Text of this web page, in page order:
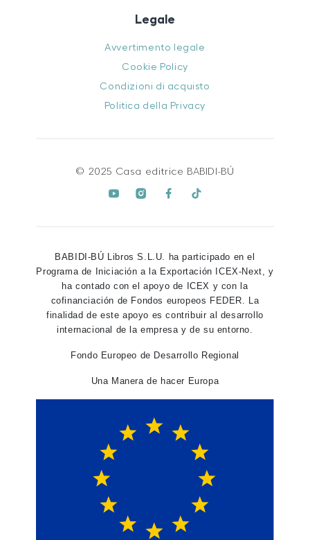
Legale
Avvertimento legale
Cookie Policy
Condizioni di acquisto
Politica della Privacy
© 2025 Casa editrice BABIDI-BÚ
BABIDI-BÚ Libros S.L.U. ha participado en el
Programa de Iniciación a la Exportación ICEX-Next, y
ha contado con el apoyo de ICEX y con la
cofinanciación de Fondos europeos FEDER. La
finalidad de este apoyo es contribuir al desarrollo
internacional de la empresa y de su entorno.
Fondo Europeo de Desarrollo Regional
Una Manera de hacer Europa